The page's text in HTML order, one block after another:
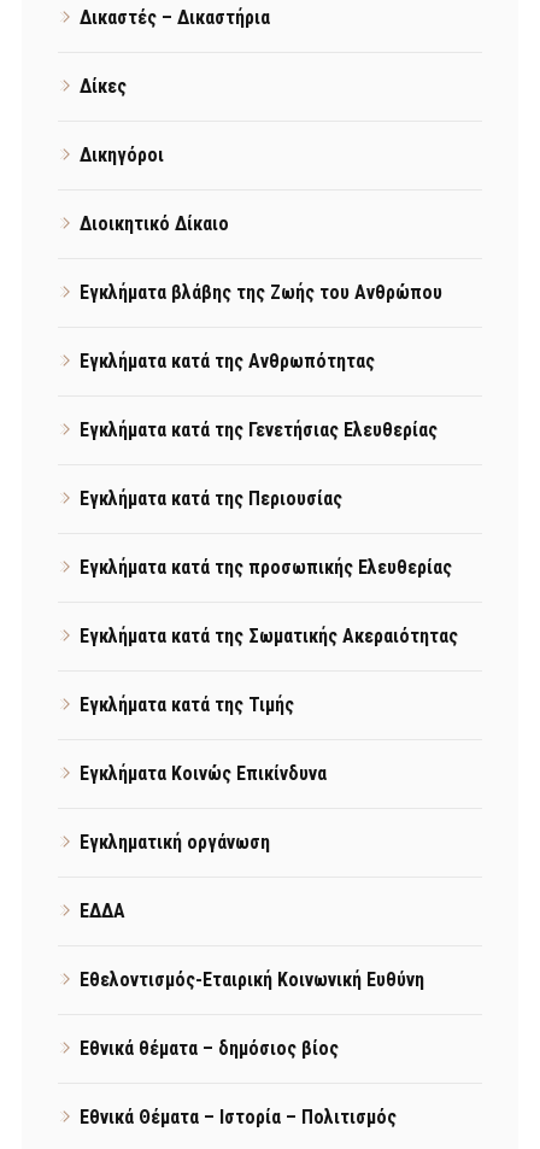
Δικαστές – Δικαστήρια
Δίκες
Δικηγόροι
Διοικητικό Δίκαιο
Εγκλήματα βλάβης της Ζωής του Ανθρώπου
Εγκλήματα κατά της Ανθρωπότητας
Εγκλήματα κατά της Γενετήσιας Ελευθερίας
Εγκλήματα κατά της Περιουσίας
Εγκλήματα κατά της προσωπικής Ελευθερίας
Εγκλήματα κατά της Σωματικής Ακεραιότητας
Εγκλήματα κατά της Τιμής
Εγκλήματα Κοινώς Επικίνδυνα
Εγκληματική οργάνωση
ΕΔΔΑ
Εθελοντισμός-Εταιρική Κοινωνική Ευθύνη
Εθνικά θέματα – δημόσιος βίος
Εθνικά Θέματα – Ιστορία – Πολιτισμός